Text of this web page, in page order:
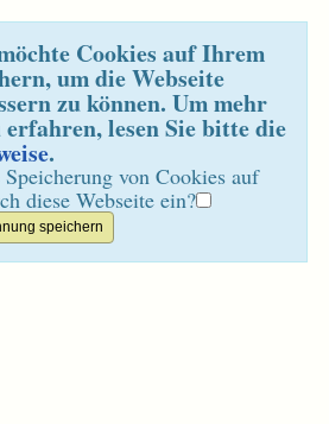
Cookies auf Ihrem
um die Webseite
zu können. Um mehr
lesen Sie bitte die
.
von Cookies auf
diese Webseite ein?